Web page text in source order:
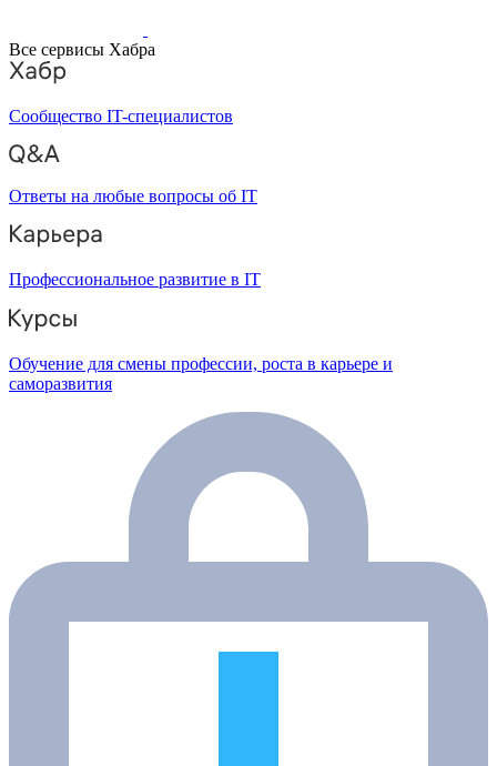
Все сервисы Хабра
Сообщество IT-специалистов
Ответы на любые вопросы об IT
Профессиональное развитие в IT
Обучение для смены профессии, роста в карьере и
саморазвития